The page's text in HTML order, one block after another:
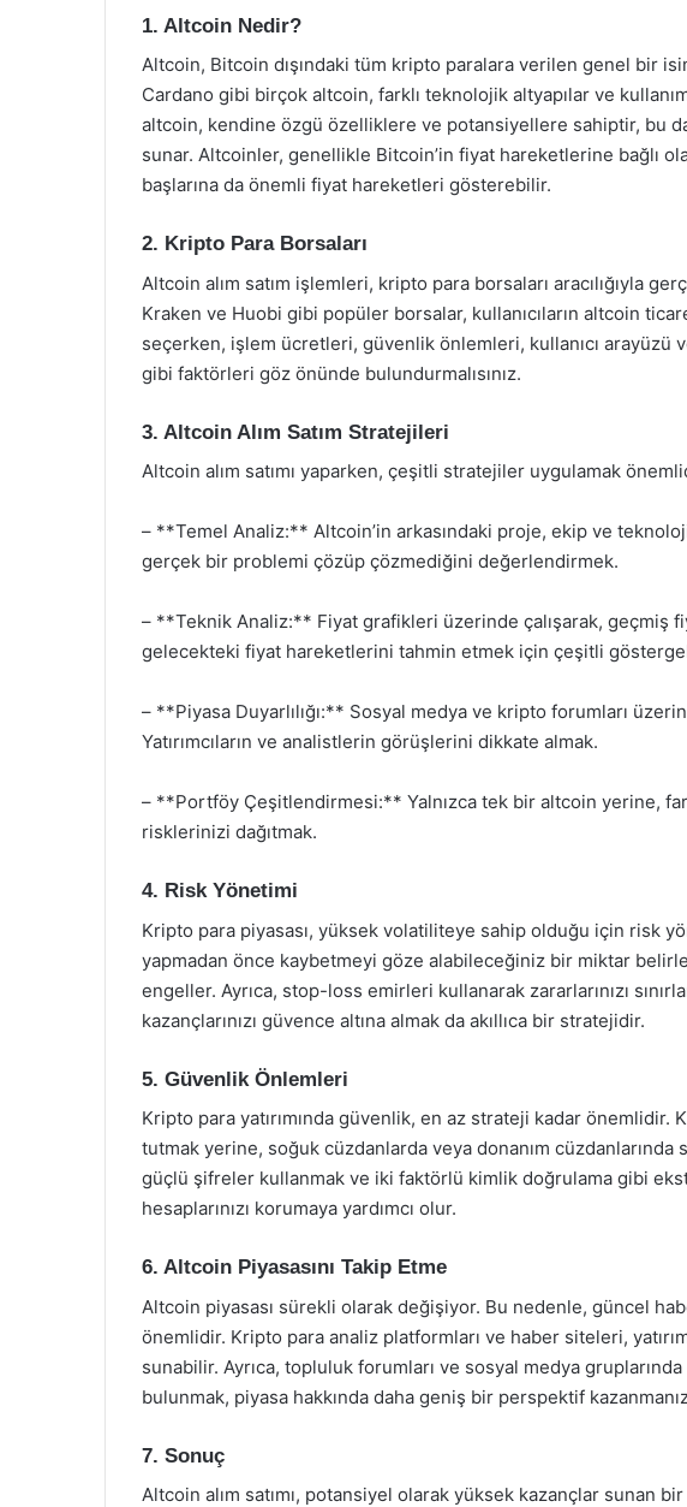
1. Altcoin Nedir?
Altcoin, Bitcoin dışındaki tüm kripto paralara verilen genel bir
Cardano gibi birçok altcoin, farklı teknolojik altyapılar ve
altcoin, kendine özgü özelliklere ve potansiyellere sahiptir, bu
sunar. Altcoinler, genellikle Bitcoin’in fiyat hareketlerine bağlı
başlarına da önemli fiyat hareketleri gösterebilir.
2. Kripto Para Borsaları
Altcoin alım satım işlemleri, kripto para borsaları aracılığıyla
Kraken ve Huobi gibi popüler borsalar, kullanıcıların altcoin
seçerken, işlem ücretleri, güvenlik önlemleri, kullanıcı
gibi faktörleri göz önünde bulundurmalısınız.
3. Altcoin Alım Satım Stratejileri
Altcoin alım satımı yaparken, çeşitli stratejiler uygulamak
– **Temel Analiz:** Altcoin’in arkasındaki proje, ekip ve
gerçek bir problemi çözüp çözmediğini değerlendirmek.
– **Teknik Analiz:** Fiyat grafikleri üzerinde çalışarak, geçmiş
gelecekteki fiyat hareketlerini tahmin etmek için çeşitli
– **Piyasa Duyarlılığı:** Sosyal medya ve kripto forumları
Yatırımcıların ve analistlerin görüşlerini dikkate almak.
– **Portföy Çeşitlendirmesi:** Yalnızca tek bir altcoin yerine,
risklerinizi dağıtmak.
4. Risk Yönetimi
Kripto para piyasası, yüksek volatiliteye sahip olduğu için risk
yapmadan önce kaybetmeyi göze alabileceğiniz bir miktar
engeller. Ayrıca, stop-loss emirleri kullanarak zararlarınızı
kazançlarınızı güvence altına almak da akıllıca bir stratejidir.
5. Güvenlik Önlemleri
Kripto para yatırımında güvenlik, en az strateji kadar önemlidir.
tutmak yerine, soğuk cüzdanlarda veya donanım cüzdanlarında
güçlü şifreler kullanmak ve iki faktörlü kimlik doğrulama gibi
hesaplarınızı korumaya yardımcı olur.
6. Altcoin Piyasasını Takip Etme
Altcoin piyasası sürekli olarak değişiyor. Bu nedenle, güncel
önemlidir. Kripto para analiz platformları ve haber siteleri,
sunabilir. Ayrıca, topluluk forumları ve sosyal medya
bulunmak, piyasa hakkında daha geniş bir perspektif
7. Sonuç
Altcoin alım satımı, potansiyel olarak yüksek kazançlar sunan bir